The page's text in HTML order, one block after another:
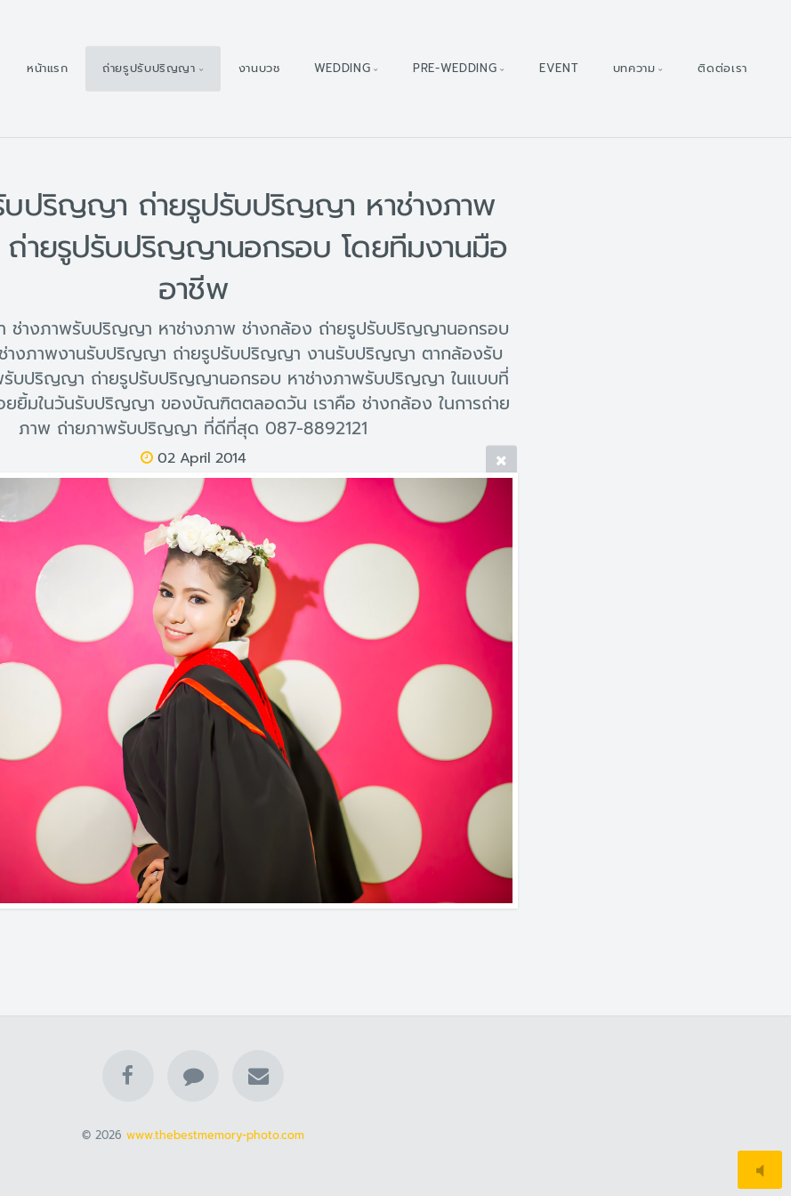
หน้าแรก ถ่ายรูปรับปริญญา งานบวช WEDDING PRE-WEDDING EVENT บทความ ติดต่อเรา
บปริญญา ถ่ายรูปรับปริญญา หาช่างภาพ
ายรูปรับปริญญานอกรอบ โดยทีมงานมือ
อาชีพ
ช่างภาพรับปริญญา หาช่างภาพ ช่างกล้อง ถ่ายรูปรับปริญญานอกรอบ
งภาพงานรับปริญญา ถ่ายรูปรับปริญญา งานรับปริญญา ตากล้องรับ
บปริญญา ถ่ายรูปรับปริญญานอกรอบ หาช่างภาพรับปริญญา ในแบบที่
ยิ้มในวันรับปริญญา ของบัณฑิตตลอดวัน เราคือ ช่างกล้อง ในการถ่าย
ภาพ ถ่ายภาพรับปริญญา ที่ดีที่สุด 087-8892121
02 April 2014
© 2026 www.thebestmemory-photo.com